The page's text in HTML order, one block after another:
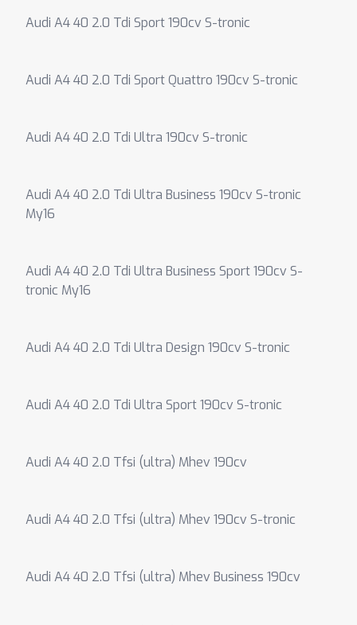
Audi A4 40 2.0 Tdi Sport 190cv S-tronic
Audi A4 40 2.0 Tdi Sport Quattro 190cv S-tronic
Audi A4 40 2.0 Tdi Ultra 190cv S-tronic
Audi A4 40 2.0 Tdi Ultra Business 190cv S-tronic
My16
Audi A4 40 2.0 Tdi Ultra Business Sport 190cv S-
tronic My16
Audi A4 40 2.0 Tdi Ultra Design 190cv S-tronic
Audi A4 40 2.0 Tdi Ultra Sport 190cv S-tronic
Audi A4 40 2.0 Tfsi (ultra) Mhev 190cv
Audi A4 40 2.0 Tfsi (ultra) Mhev 190cv S-tronic
Audi A4 40 2.0 Tfsi (ultra) Mhev Business 190cv